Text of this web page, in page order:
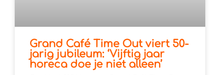
Grand Café Time Out viert 50-
jarig jubileum: ‘Vijftig jaar
horeca doe je niet alleen’